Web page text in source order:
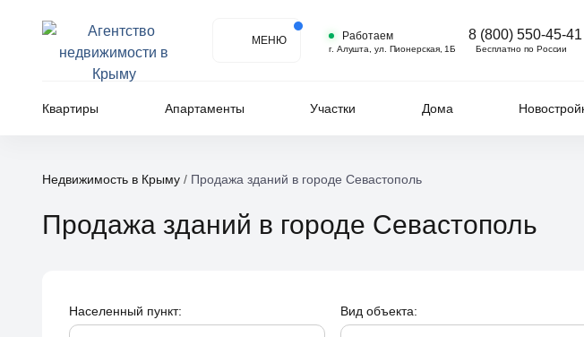
МЕНЮ Работаем
г. Алушта, ул. Пионерская, 1Б
8 (800) 550-45-41
Бесплатно по России
Квартиры Апартаменты Участки Дома
Недвижимость в Крыму / Продажа зданий в городе Севастополь
Продажа зданий в городе Севастополь
Населенный пункт: Вид объекта: